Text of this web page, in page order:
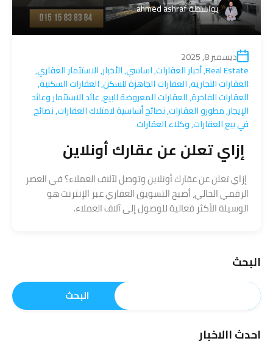
بواسطةahmed ashraf
ديسمبر 8, 2025
Real Estate
,أخبار العقارات,اساسي,الأخبار,الاستثمار العقاري,
العقارات التجارية,العقارات الجاهزة للسكن,العقارات السكنية,
العقارات الفاخرة,العقارات المعروضة للبيع,عائد الاستثمار وعائد
الإيجار,مطورو العقارات,نصائح أساسية لامتلاك العقارات,نصائح
في بيع العقارات,وكلاء العقارات
إزاي تعلن عن عقارك أونلاين
إزاي تعلن عن عقارك أونلاين وتوصل لآلاف العملاء؟ في العصر
الرقمي الحالي، أصبح التسويق العقاري عبر الإنترنت هو
الوسيلة الأكثر فعالية للوصول إلى آلاف العملاء.
البحث
البحث
احدث االاخبار